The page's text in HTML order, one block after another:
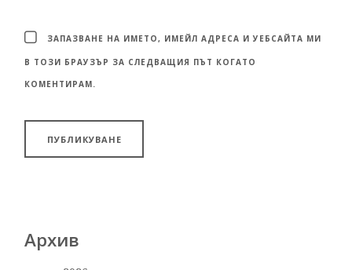
ЗАПАЗВАНЕ НА ИМЕТО, ИМЕЙЛ АДРЕСА И УЕБСАЙТА МИ
В ТОЗИ БРАУЗЪР ЗА СЛЕДВАЩИЯ ПЪТ КОГАТО
КОМЕНТИРАМ.
Архив